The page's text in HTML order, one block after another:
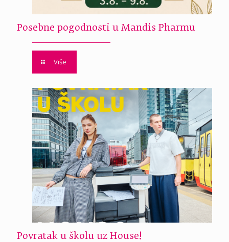
Posebne pogodnosti u Mandis Pharmu
Više
Povratak u školu uz House!